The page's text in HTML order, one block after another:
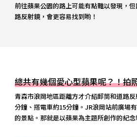
前往蘋果公園的路上可能有點難以發現，
路反射鏡，會更容易找到喲！
總共有幾個愛心型蘋果呢？！拍
青森市浪岡地區距離方才介紹郵筒和道路
分鐘、搭電車約15分鐘。JR浪岡站前廣場
的景點。那就是以蘋果為主題所創作的紀